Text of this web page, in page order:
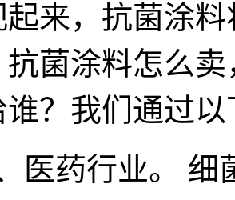
起来，抗菌涂
抗菌涂料怎么
谁？我们通过
医药行业。